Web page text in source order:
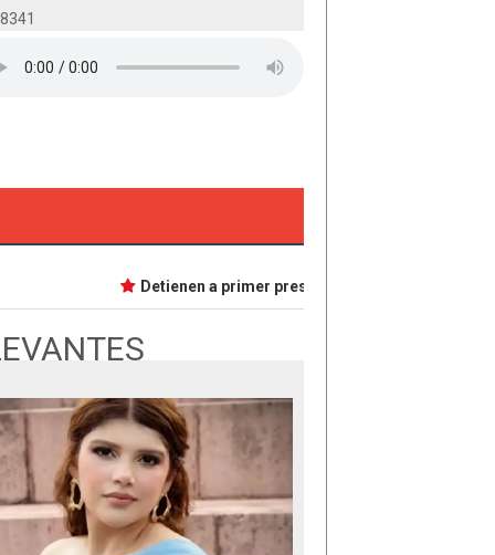
Detienen a primer presunta implicada en caso